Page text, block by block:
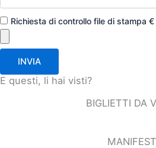
Richiesta di controllo file di stampa
INVIA
E questi, li hai visti?
BIGLIETTI DA